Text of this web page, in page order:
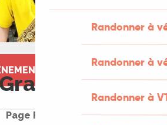
Randonner à
Randonner à
Randonner à
coordonnées
TERMINÉ
Page Facebook